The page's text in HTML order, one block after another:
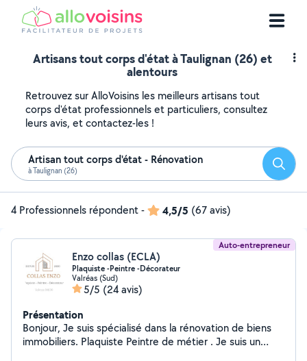
Artisans tout corps d'état à Taulignan (26) et
alentours
Retrouvez sur AlloVoisins les meilleurs artisans tout
corps d'état professionnels et particuliers, consultez
leurs avis, et contactez-les !
Artisan tout corps d'état - Rénovation
à Taulignan (26)
4 Professionnels répondent- 4,5/5 (67 avis)
Auto-entrepreneur
Enzo collas (ECLA)
Plaquiste -Peintre -Décorateur
Valréas (Sud)
5/5 (24 avis)
Présentation
Bonjour, Je suis spécialisé dans la rénovation de biens
immobiliers. Plaquiste Peintre de métier . Je suis un